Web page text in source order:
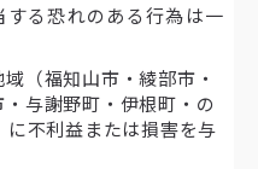
る恐れのある行為は一
（福知山市・綾部市・
与謝野町・伊根町・の
不利益または損害を与